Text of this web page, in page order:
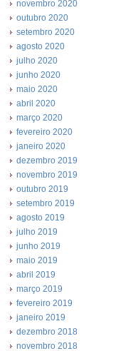
novembro 2020
outubro 2020
setembro 2020
agosto 2020
julho 2020
junho 2020
maio 2020
abril 2020
março 2020
fevereiro 2020
janeiro 2020
dezembro 2019
novembro 2019
outubro 2019
setembro 2019
agosto 2019
julho 2019
junho 2019
maio 2019
abril 2019
março 2019
fevereiro 2019
janeiro 2019
dezembro 2018
novembro 2018